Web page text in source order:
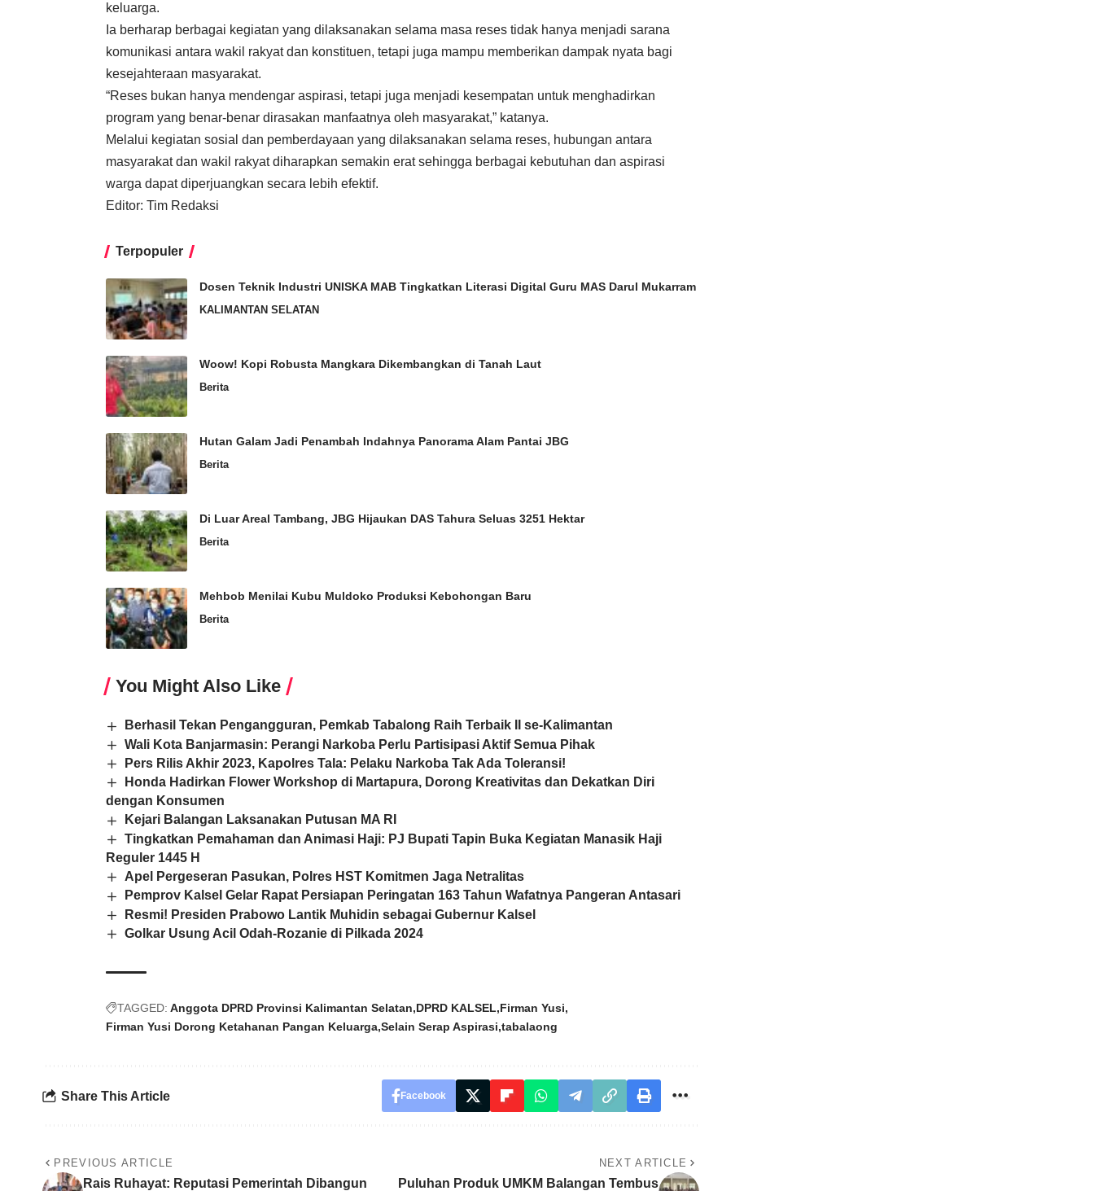
keluarga.
Ia berharap berbagai kegiatan yang dilaksanakan selama masa reses tidak hanya menjadi sarana
komunikasi antara wakil rakyat dan konstituen, tetapi juga mampu memberikan dampak nyata bagi
kesejahteraan masyarakat.
“Reses bukan hanya mendengar aspirasi, tetapi juga menjadi kesempatan untuk menghadirkan
program yang benar-benar dirasakan manfaatnya oleh masyarakat,” katanya.
Melalui kegiatan sosial dan pemberdayaan yang dilaksanakan selama reses, hubungan antara
masyarakat dan wakil rakyat diharapkan semakin erat sehingga berbagai kebutuhan dan aspirasi
warga dapat diperjuangkan secara lebih efektif.
Editor: Tim Redaksi
Terpopuler
Dosen Teknik Industri UNISKA MAB Tingkatkan Literasi Digital Guru MAS Darul Mukarram
KALIMANTAN SELATAN
Woow! Kopi Robusta Mangkara Dikembangkan di Tanah Laut
Berita
Hutan Galam Jadi Penambah Indahnya Panorama Alam Pantai JBG
Berita
Di Luar Areal Tambang, JBG Hijaukan DAS Tahura Seluas 3251 Hektar
Berita
Mehbob Menilai Kubu Muldoko Produksi Kebohongan Baru
Berita
You Might Also Like
Berhasil Tekan Pengangguran, Pemkab Tabalong Raih Terbaik II se-Kalimantan
Wali Kota Banjarmasin: Perangi Narkoba Perlu Partisipasi Aktif Semua Pihak
Pers Rilis Akhir 2023, Kapolres Tala: Pelaku Narkoba Tak Ada Toleransi!
Honda Hadirkan Flower Workshop di Martapura, Dorong Kreativitas dan Dekatkan Diri
dengan Konsumen
Kejari Balangan Laksanakan Putusan MA RI
Tingkatkan Pemahaman dan Animasi Haji: PJ Bupati Tapin Buka Kegiatan Manasik Haji
Reguler 1445 H
Apel Pergeseran Pasukan, Polres HST Komitmen Jaga Netralitas
Pemprov Kalsel Gelar Rapat Persiapan Peringatan 163 Tahun Wafatnya Pangeran Antasari
Resmi! Presiden Prabowo Lantik Muhidin sebagai Gubernur Kalsel
Golkar Usung Acil Odah-Rozanie di Pilkada 2024
TAGGED: Anggota DPRD Provinsi Kalimantan Selatan DPRD KALSEL Firman Yusi
Firman Yusi Dorong Ketahanan Pangan Keluarga Selain Serap Aspirasi tabalaong
Share This Article Facebook
PREVIOUS ARTICLE
Rais Ruhayat: Reputasi Pemerintah Dibangun
NEXT ARTICLE
Puluhan Produk UMKM Balangan Tembus